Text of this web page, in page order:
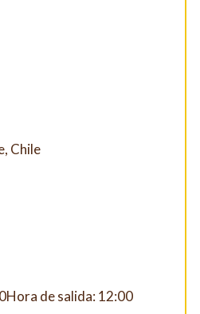
Chile
de salida: 12:00